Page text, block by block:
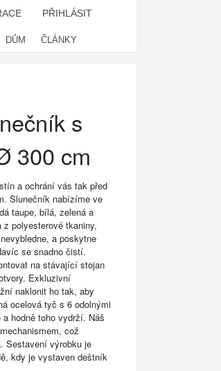
PŘIHLÁSIT
DŮM ČLÁNKY
s
300 cm
a ochrání vás tak před
Slunečník nabízíme ve
taupe, bílá, zelená a
polyesterové tkaniny,
a poskytne
se snadno čistí.
na stávající stojan
Exkluzivní
naklonit ho tak, aby
ocelová tyč s 6 odolnými
hodně toho vydrží. Náš
což
Sestavení výrobku je
kdy je vystaven deštník